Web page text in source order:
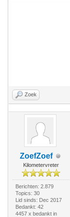
Zoek
ZoefZoef
Kilometervreter
Berichten: 2.879
Topics: 30
Lid sinds: Dec 2017
Bedankt: 42
4457 x bedankt in